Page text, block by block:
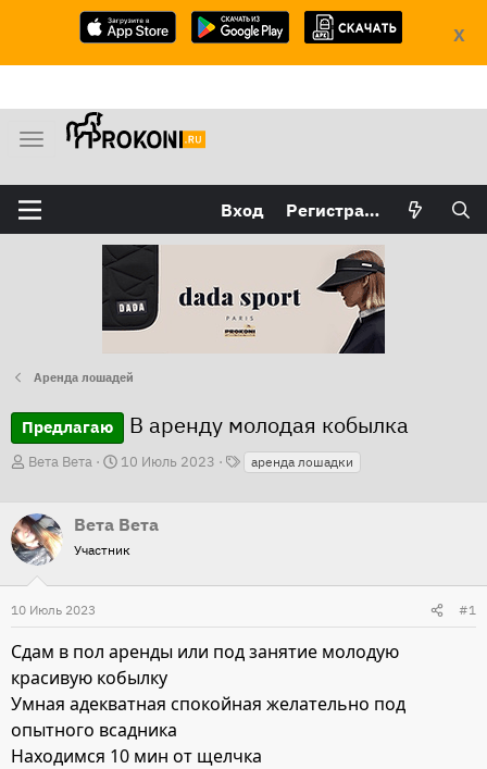
X
М
н
ю
Вход Регистрация
Аренда лошадей
Предлагаю В аренду молодая кобылка
А
т
о
р
т
е
Вета Вета
Д
а
л
10 Июль 2023
Т
е
аренда лошадки
Вета Вета
Участник
10 Июль 2023 #1
Сдам в пол аренды или под занятие молодую
красивую кобылку
Умная адекватная спокойная желательно под
опытного всадника
Находимся 10 мин от щелчка